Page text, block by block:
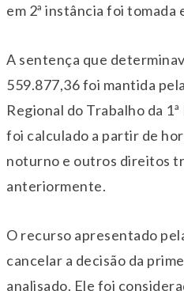
em 2ª instância foi tomada
A sentença que
559.877,36 foi mantida
Regional do Trabalho da
foi calculado a partir de
noturno e outros direitos
anteriormente.
O recurso apresentado
cancelar a decisão da
analisado. Ele foi